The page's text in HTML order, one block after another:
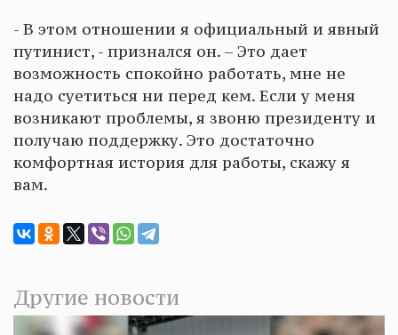
- В этом отношении я официальный и явный
путинист, - признался он. – Это дает
возможность спокойно работать, мне не
надо суетиться ни перед кем. Если у меня
возникают проблемы, я звоню президенту и
получаю поддержку. Это достаточно
комфортная история для работы, скажу я
вам.
Другие новости